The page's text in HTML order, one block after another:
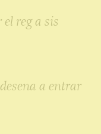
reg a sis
a entrar